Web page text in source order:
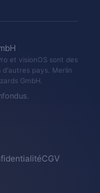
et visionOS sont des
d'autres pays. Merlin
GmbH.
CGV